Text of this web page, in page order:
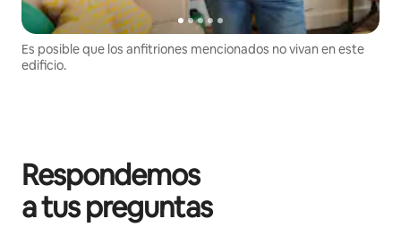
Es posible que los anfitriones mencionados no vivan en este
edificio.
Respondemos
a tus preguntas